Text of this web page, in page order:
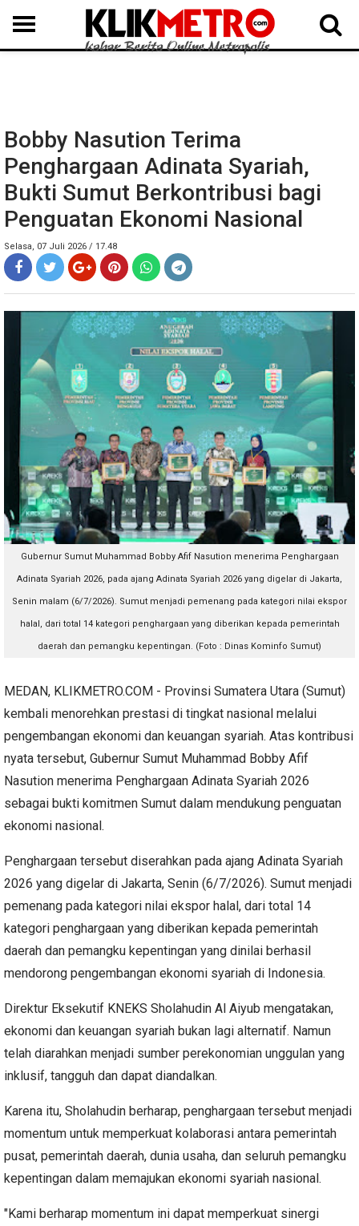
MEDAN LANGKAT DAIRI SAMOSIR TAPUT BATUBARA DELISERDANG
Bobby Nasution Terima
Penghargaan Adinata Syariah,
Bukti Sumut Berkontribusi bagi
Penguatan Ekonomi Nasional
Selasa, 07 Juli 2026 / 17.48
Gubernur Sumut Muhammad Bobby Afif Nasution menerima Penghargaan
Adinata Syariah 2026, pada ajang Adinata Syariah 2026 yang digelar di Jakarta,
Senin malam (6/7/2026). Sumut menjadi pemenang pada kategori nilai ekspor
halal, dari total 14 kategori penghargaan yang diberikan kepada pemerintah
daerah dan pemangku kepentingan. (Foto : Dinas Kominfo Sumut)
MEDAN, KLIKMETRO.COM - Provinsi Sumatera Utara (Sumut)
kembali menorehkan prestasi di tingkat nasional melalui
pengembangan ekonomi dan keuangan syariah. Atas kontribusi
nyata tersebut, Gubernur Sumut Muhammad Bobby Afif
Nasution menerima Penghargaan Adinata Syariah 2026
sebagai bukti komitmen Sumut dalam mendukung penguatan
ekonomi nasional.
Penghargaan tersebut diserahkan pada ajang Adinata Syariah
2026 yang digelar di Jakarta, Senin (6/7/2026). Sumut menjadi
pemenang pada kategori nilai ekspor halal, dari total 14
kategori penghargaan yang diberikan kepada pemerintah
daerah dan pemangku kepentingan yang dinilai berhasil
mendorong pengembangan ekonomi syariah di Indonesia.
Direktur Eksekutif KNEKS Sholahudin Al Aiyub mengatakan,
ekonomi dan keuangan syariah bukan lagi alternatif. Namun
telah diarahkan menjadi sumber perekonomian unggulan yang
inklusif, tangguh dan dapat diandalkan.
Karena itu, Sholahudin berharap, penghargaan tersebut menjadi
momentum untuk memperkuat kolaborasi antara pemerintah
pusat, pemerintah daerah, dunia usaha, dan seluruh pemangku
kepentingan dalam memajukan ekonomi syariah nasional.
"Kami berharap momentum ini dapat memperkuat sinergi